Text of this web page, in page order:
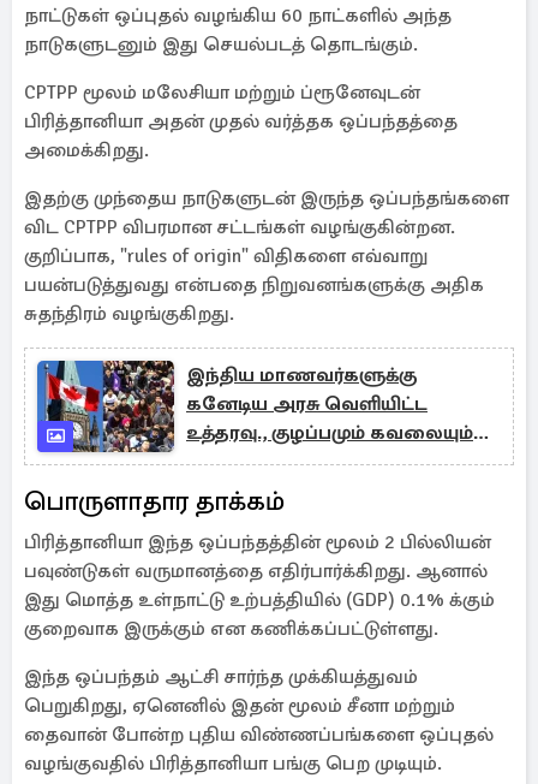
நாட்டுகள் ஒப்புதல் வழங்கிய 60 நாட்களில் அந்த
நாடுகளுடனும் இது செயல்படத் தொடங்கும்.
CPTPP மூலம் மலேசியா மற்றும் ப்ரூனேவுடன்
பிரித்தானியா அதன் முதல் வர்த்தக ஒப்பந்தத்தை
அமைக்கிறது.
இதற்கு முந்தைய நாடுகளுடன் இருந்த ஒப்பந்தங்களை
விட CPTPP விபரமான சட்டங்கள் வழங்குகின்றன.
குறிப்பாக, "rules of origin" விதிகளை எவ்வாறு
பயன்படுத்துவது என்பதை நிறுவனங்களுக்கு அதிக
சுதந்திரம் வழங்குகிறது.
இந்திய மாணவர்களுக்கு
கனேடிய அரசு வெளியிட்ட
உத்தரவு., குழப்பமும் கவலையும்
அதிகரிப்பு
பொருளாதார தாக்கம்
பிரித்தானியா இந்த ஒப்பந்தத்தின் மூலம் 2 பில்லியன்
பவுண்டுகள் வருமானத்தை எதிர்பார்க்கிறது. ஆனால்
இது மொத்த உள்நாட்டு உற்பத்தியில் (GDP) 0.1% க்கும்
குறைவாக இருக்கும் என கணிக்கப்பட்டுள்ளது.
இந்த ஒப்பந்தம் ஆட்சி சார்ந்த முக்கியத்துவம்
பெறுகிறது, ஏனெனில் இதன் மூலம் சீனா மற்றும்
தைவான் போன்ற புதிய விண்ணப்பங்களை ஒப்புதல்
வழங்குவதில் பிரித்தானியா பங்கு பெற முடியும்.